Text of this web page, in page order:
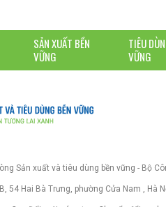
SẢN XUẤT BỀN
VỮNG
TIÊU
VỮNG
Sản xuất và tiêu dùng bền vững - Bộ
54 Hai Bà Trưng, phường Cửa Nam , Hà